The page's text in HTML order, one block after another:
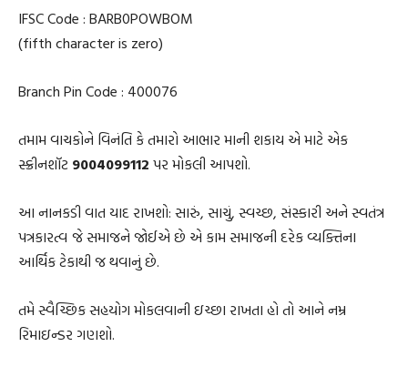
IFSC Code : BARB0POWBOM
(fifth character is zero)
Branch Pin Code : 400076
તમામ વાચકોને વિનંતિ કે તમારો આભાર માની શકાય એ માટે એક
સ્ક્રીનશૉટ 9004099112 પર મોકલી આપશો.
આ નાનકડી વાત યાદ રાખશો: સારું, સાચું, સ્વચ્છ, સંસ્કારી અને સ્વતંત્ર
પત્રકારત્વ જે સમાજને જોઈએ છે એ કામ સમાજની દરેક વ્યક્તિના
આર્થિક ટેકાથી જ થવાનું છે.
તમે સ્વૈચ્છિક સહયોગ મોકલવાની ઇચ્છા રાખતા હો તો આને નમ્ર
રિમાઇન્ડર ગણશો.